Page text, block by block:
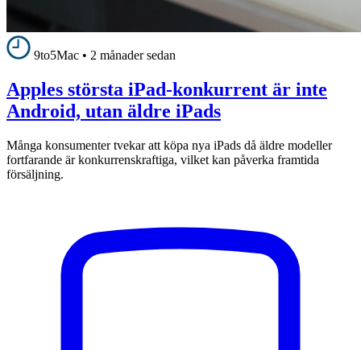
9to5Mac • 2 månader sedan
Apples största iPad-konkurrent är inte
Android, utan äldre iPads
Många konsumenter tvekar att köpa nya iPads då äldre modeller
fortfarande är konkurrenskraftiga, vilket kan påverka framtida
försäljning.